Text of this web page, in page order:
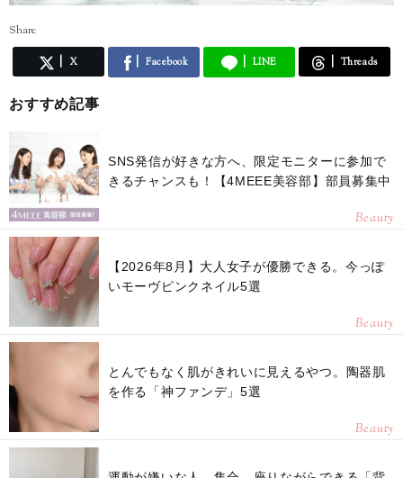
Share
X Facebook LINE Threads
おすすめ記事
SNS発信が好きな方へ、限定モニターに参加で
きるチャンスも！【4MEEE美容部】部員募集中
Beauty
【2026年8月】大人女子が優勝できる。今っぽ
いモーヴピンクネイル5選
Beauty
とんでもなく肌がきれいに見えるやつ。陶器肌
を作る「神ファンデ」5選
Beauty